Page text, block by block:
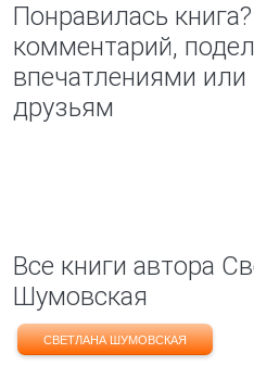
Понравилась
комментарий,
впечатлениями или
друзьям
Все книги автора
Шумовская
СВЕТЛАНА ШУМОВСКАЯ